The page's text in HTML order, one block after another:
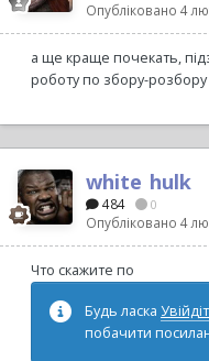
Опубліковано 4
а ще краще почекать,
роботу по збору-розбору
white_hulk
484 0
Опубліковано 4
Что скажите по
Будь ласка
побачити